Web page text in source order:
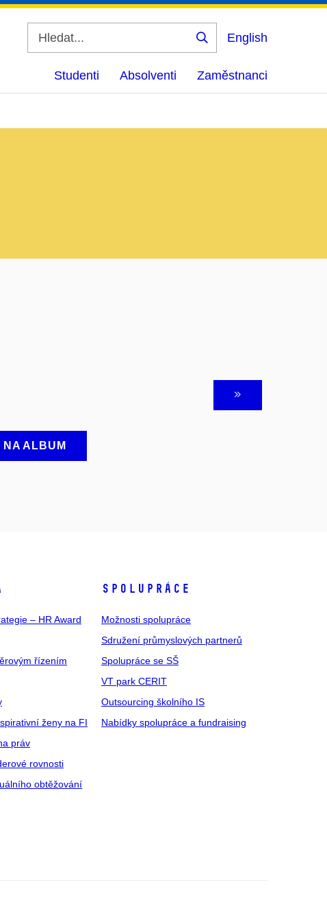
Vyhledat
English
Studenti Absolventi Zaměstnanci
NA ALBUM
– HR Award
řízením
ženy na FI
práv
rovnosti
obtěžování
SPOLUPRÁCE
Možnosti spolupráce
Sdružení průmyslových partnerů
Spolupráce se SŠ
VT park CERIT
Outsourcing školního IS
Nabídky spolupráce a fundraising